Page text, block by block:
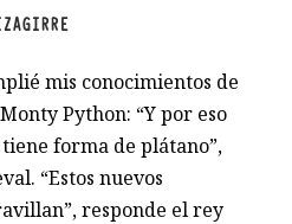
mis conocimientos de
Python: “Y por eso
forma de plátano”,
“Estos nuevos
responde el rey